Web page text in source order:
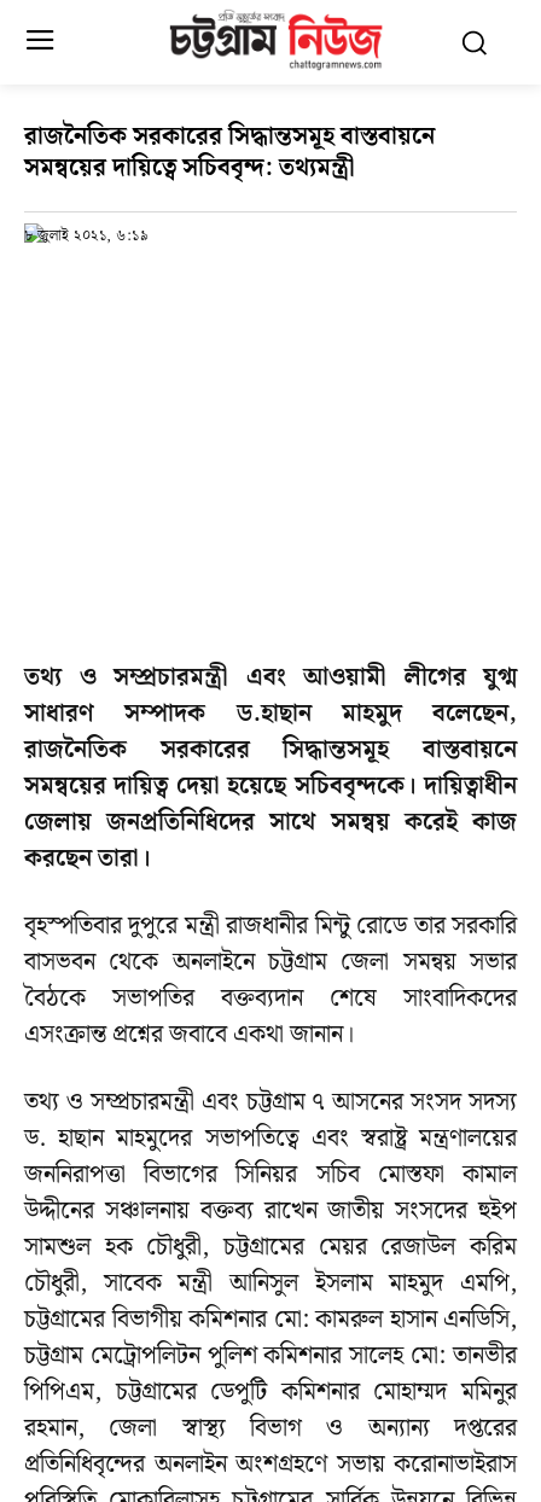
রাজনৈতিক সরকারের সিদ্ধান্তসমূহ বাস্তবায়নে
সমন্বয়ের দায়িত্বে সচিববৃন্দ: তথ্যমন্ত্রী
৮ জুলাই ২০২১, ৬:১৯
তথ্য ও সম্প্রচারমন্ত্রী এবং আওয়ামী লীগের যুগ্ম
সাধারণ সম্পাদক ড.হাছান মাহমুদ বলেছেন,
রাজনৈতিক সরকারের সিদ্ধান্তসমূহ বাস্তবায়নে
সমন্বয়ের দায়িত্ব দেয়া হয়েছে সচিববৃন্দকে। দায়িত্বাধীন
জেলায় জনপ্রতিনিধিদের সাথে সমন্বয় করেই কাজ
করছেন তারা।
বৃহস্পতিবার দুপুরে মন্ত্রী রাজধানীর মিন্টু রোডে তার সরকারি
বাসভবন থেকে অনলাইনে চট্টগ্রাম জেলা সমন্বয় সভার
বৈঠকে সভাপতির বক্তব্যদান শেষে সাংবাদিকদের
এসংক্রান্ত প্রশ্নের জবাবে একথা জানান।
তথ্য ও সম্প্রচারমন্ত্রী এবং চট্টগ্রাম ৭ আসনের সংসদ সদস্য
ড. হাছান মাহমুদের সভাপতিত্বে এবং স্বরাষ্ট্র মন্ত্রণালয়ের
জননিরাপত্তা বিভাগের সিনিয়র সচিব মোস্তফা কামাল
উদ্দীনের সঞ্চালনায় বক্তব্য রাখেন জাতীয় সংসদের হুইপ
সামশুল হক চৌধুরী, চট্টগ্রামের মেয়র রেজাউল করিম
চৌধুরী, সাবেক মন্ত্রী আনিসুল ইসলাম মাহমুদ এমপি,
চট্টগ্রামের বিভাগীয় কমিশনার মো: কামরুল হাসান এনডিসি,
চট্টগ্রাম মেট্রোপলিটন পুলিশ কমিশনার সালেহ মো: তানভীর
পিপিএম, চট্টগ্রামের ডেপুটি কমিশনার মোহাম্মদ মমিনুর
রহমান, জেলা স্বাস্থ্য বিভাগ ও অন্যান্য দপ্তরের
প্রতিনিধিবৃন্দের অনলাইন অংশগ্রহণে সভায় করোনাভাইরাস